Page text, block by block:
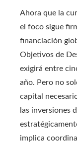
Ahora que la
el foco sigue
financiación
Objetivos de
exigirá entre
año. Pero no
capital
las inversiones
implica